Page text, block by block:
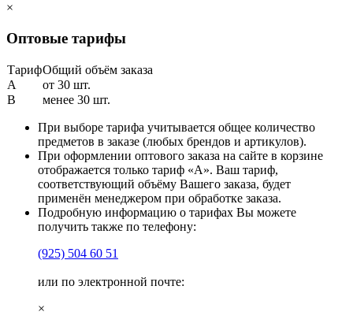
×
Оптовые тарифы
ТарифОбщий объём заказа
A
от 30 шт.
B
менее 30 шт.
При выборе тарифа учитывается общее количество
предметов в заказе (любых брендов и артикулов).
При оформлении оптового заказа на сайте в корзине
отображается только тариф «А». Ваш тариф,
соответствующий объёму Вашего заказа, будет
применён менеджером при обработке заказа.
Подробную информацию о тарифах Вы можете
получить также по телефону:
(925) 504 60 51
или по электронной почте:
×